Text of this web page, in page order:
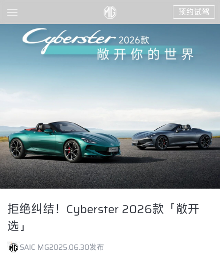
预约试驾
拒绝纠结！Cyberster 2026款「敞开
选」
SAIC MG2025.06.30发布